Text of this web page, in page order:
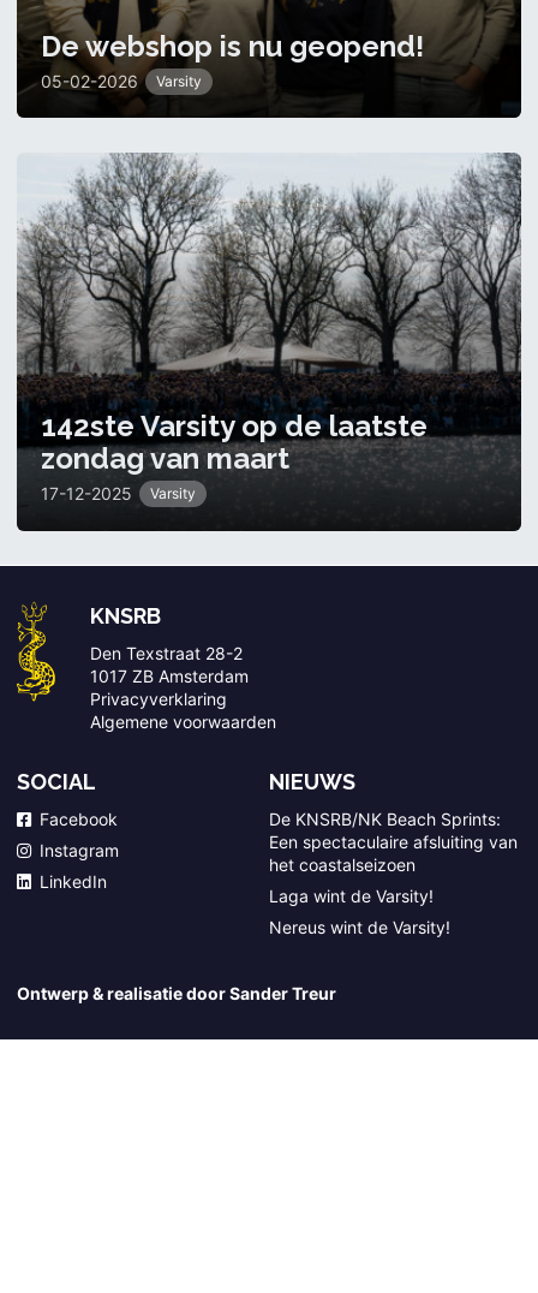
De webshop is nu geopend!
05-02-2026 Varsity
142ste Varsity op de laatste
zondag van maart
17-12-2025 Varsity
KNSRB
Den Texstraat 28-2
1017 ZB Amsterdam
Privacyverklaring
Algemene voorwaarden
SOCIAL
Facebook
Instagram
LinkedIn
NIEUWS
De KNSRB/NK Beach Sprints:
Een spectaculaire afsluiting van
het coastalseizoen
Laga wint de Varsity!
Nereus wint de Varsity!
Ontwerp & realisatie door Sander Treur